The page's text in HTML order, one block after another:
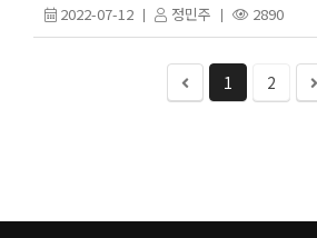
2022-07-12 정민주 2890
1 2